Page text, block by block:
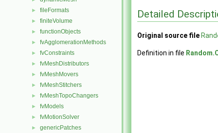
► fileFormats
► finiteVolume
► functionObjects
► fvAgglomerationMethods
► fvConstraints
► fvMeshDistributors
► fvMeshMovers
► fvMeshStitchers
► fvMeshTopoChangers
► fvModels
► fvMotionSolver
► genericPatches
Detailed
Original source file
Definition in file